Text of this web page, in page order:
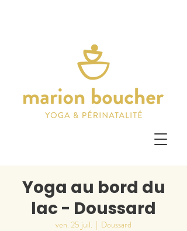
Yoga au bord du
lac - Doussard
ven. 25 juil.
  |
Doussard